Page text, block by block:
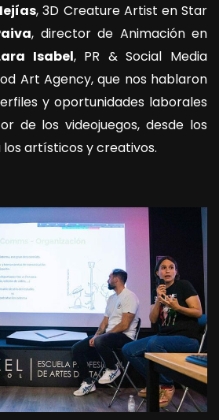
, 3D Creature Artist en Star
, director de Animación en
Isabel, PR & Social Media
Art Agency, que nos hablaron
y oportunidades laborales
de los videojuegos, desde los
artísticos y creativos.